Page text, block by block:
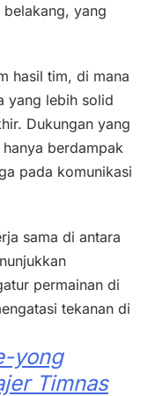
yang
hasil tim, di mana
yang lebih solid
Dukungan yang
berdampak
pada komunikasi
sama di antara
permainan di
tekanan di
yong
Timnas